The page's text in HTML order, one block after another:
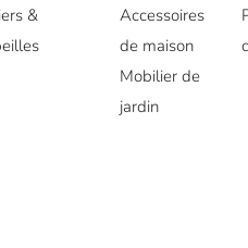
&
Accessoires
de maison
Mobilier de
jardin